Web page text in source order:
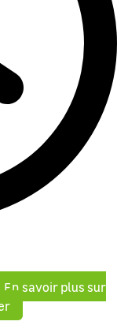
En savoir plus sur